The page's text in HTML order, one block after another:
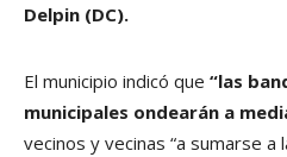
Delpin (DC).
El municipio indicó que “las
municipales ondearán a
vecinos y vecinas “a sumarse